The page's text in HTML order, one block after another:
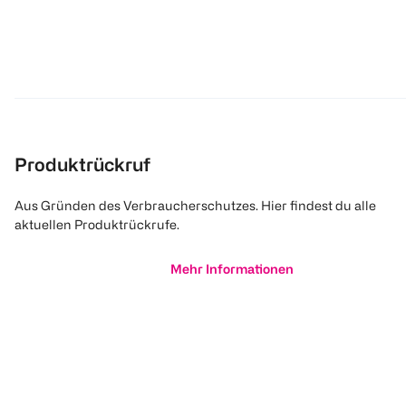
Produktrückruf
Aus Gründen des Verbraucherschutzes. Hier findest du alle
aktuellen Produktrückrufe.
Mehr Informationen